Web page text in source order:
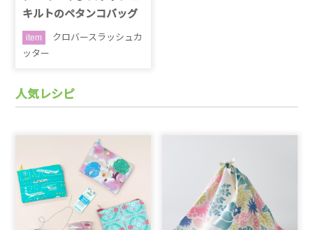
キルトのペタンコバッグ
item
クロバースラッシュカ
ッター
人気レシピ